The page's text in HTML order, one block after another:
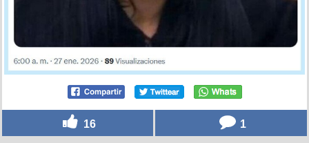
16 1